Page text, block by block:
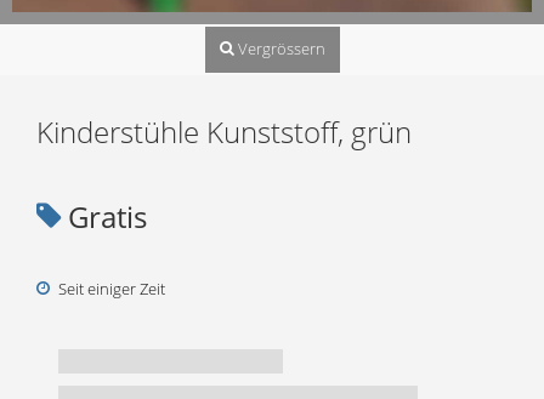
Vergrössern
Kinderstühle Kunststoff, grün
Gratis
Seit einiger Zeit